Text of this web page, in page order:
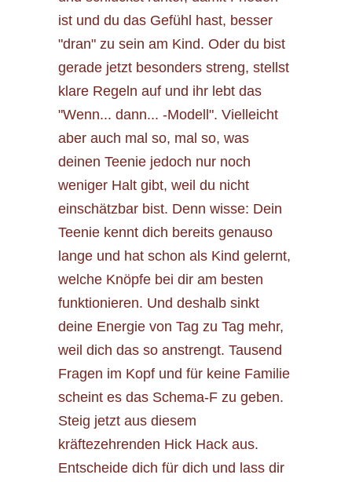
ist und du das Gefühl hast, besser
"dran" zu sein am Kind. Oder du bist
gerade jetzt besonders streng, stellst
klare Regeln auf und ihr lebt das
"Wenn... dann... -Modell". Vielleicht
aber auch mal so, mal so, was
deinen Teenie jedoch nur noch
weniger Halt gibt, weil du nicht
einschätzbar bist. Denn wisse: Dein
Teenie kennt dich bereits genauso
lange und hat schon als Kind gelernt,
welche Knöpfe bei dir am besten
funktionieren. Und deshalb sinkt
deine Energie von Tag zu Tag mehr,
weil dich das so anstrengt. Tausend
Fragen im Kopf und für keine Familie
scheint es das Schema-F zu geben.
Steig jetzt aus diesem
kräftezehrenden Hick Hack aus.
Entscheide dich für dich und lass dir